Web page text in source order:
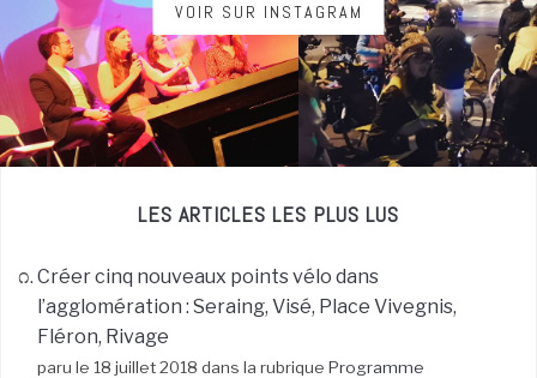
VOIR SUR INSTAGRAM
LES ARTICLES LES PLUS LUS
Créer cinq nouveaux points vélo dans
l’agglomération : Seraing, Visé, Place Vivegnis,
Fléron, Rivage
paru le 18 juillet 2018 dans la rubrique Programme